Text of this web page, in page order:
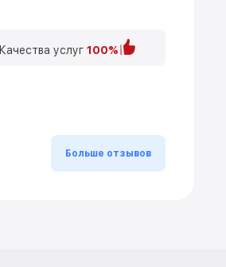
Качества услуг 100%
Больше отзывов